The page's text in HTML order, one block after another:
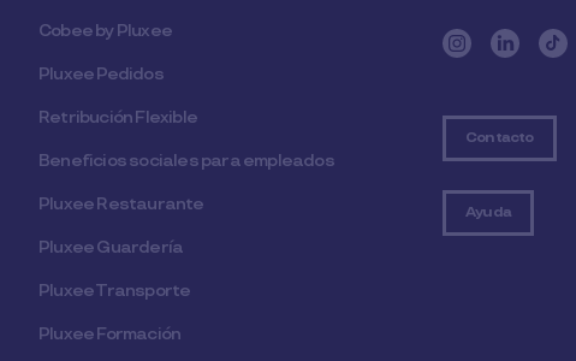
Cobee by Pluxee
Pluxee Pedidos
Retribución Flexible
Beneficios sociales para empleados
Pluxee Restaurante
Pluxee Guardería
Pluxee Transporte
Pluxee Formación
Contacto
Ayuda